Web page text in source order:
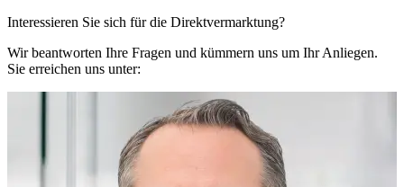
Interessieren Sie sich für die Direkt­vermarktung?
Wir beantworten Ihre Fragen und kümmern uns um Ihr Anliegen.
Sie erreichen uns unter: